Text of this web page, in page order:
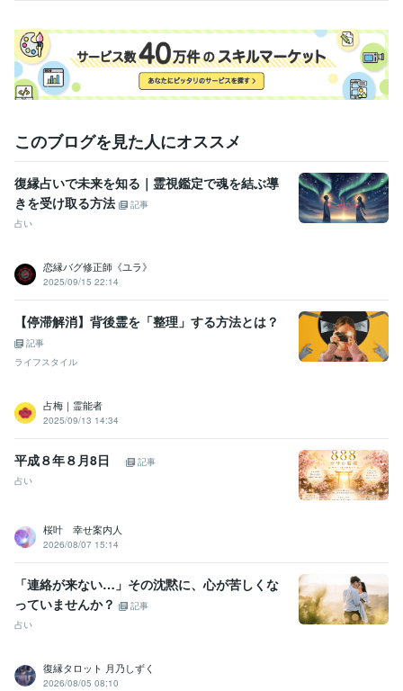
銃剣道二段 取得年 : 2001年
得意分野
悩み相談・カウンセリング
お悩みご不安をご相談で解消に努めま
す。
ストレス緩和
健康維持 カウンセラー
このブログを見た人にオススメ
復縁占いで未来を知る｜霊視鑑定で魂を結ぶ導
きを受け取る方法
記事
占い
恋縁バグ修正師《ユラ》
2025/09/15 22:14
【停滞解消】背後霊を「整理」する方法とは？
記事
ライフスタイル
占梅｜霊能者
2025/09/13 14:34
平成８年８月8日
記事
占い
桜叶 幸せ案内人
2026/08/07 15:14
「連絡が来ない…」その沈黙に、心が苦しくな
っていませんか？
記事
占い
復縁タロット 月乃しずく
2026/08/05 08:10